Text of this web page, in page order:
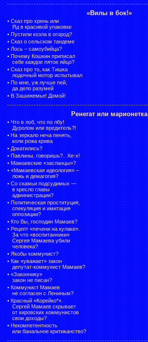
«Вилы в бок!»
• Сказ про хрень или
Яд в красивой упаковке
• Пустили козла в огород?
• Сказ о сельском тандеме
• Лось – самоубийца?
• Почему Кошкин приписал
себе каждое пятое яйцо?
• Сказ про то, как Тишка
лодочный мотор испытывал
• По мне, уж лучше пей,
да дело разумей
• В Зашижемье! Домой!
Ренегат или марионетка
• Что в лоб, что по лбу!
Дуролом или вредитель?!
• На зеркало неча пенять,
коли рожа крива
• Докатились?
• Павлины, говоришь?.. Хе-х!
• Мамаевские «засланцы»?
• «Мамаевская идеология» –
ложь и демагогия?
• Со скамьи подсудимых —
в кресло главы
администрации?
• Политическая проституция,
спекуляция и имитация
оппозиции?
• Кто Вы, господин Мамаев?
• Рецепт «печени на кулаке».
За что «воспитанники»
Сергея Мамаева убили
человека?
• Якобы коммунист?
• Как «уважает» закон
депутат-коммунист Мамаев?
• «Законнику»
закон не писан?
• Коммунист Мамаев
не согласен с Лениным?
• Красный «Корейко*».
Сергей Мамаев скрывает
от кировских коммунистов
свои доходы?
• Некомпетентность
или банальное критиканство?